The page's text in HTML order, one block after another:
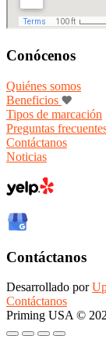
Conócenos
Quiénes somos
Beneficios
Tipos de marcación
Preguntas
Contáctanos
Noticias
Contáctanos
Desarrollado por
Contáctanos
Priming USA ©